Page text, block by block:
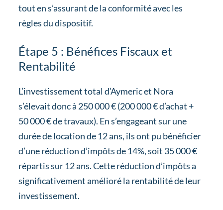
tout en s’assurant de la conformité avec les
règles du dispositif.
Étape 5 : Bénéfices Fiscaux et
Rentabilité
L’investissement total d’Aymeric et Nora
s’élevait donc à 250 000 € (200 000 € d’achat +
50 000 € de travaux). En s’engageant sur une
durée de location de 12 ans, ils ont pu bénéficier
d’une réduction d’impôts de 14%, soit 35 000 €
répartis sur 12 ans. Cette réduction d’impôts a
significativement amélioré la rentabilité de leur
investissement.